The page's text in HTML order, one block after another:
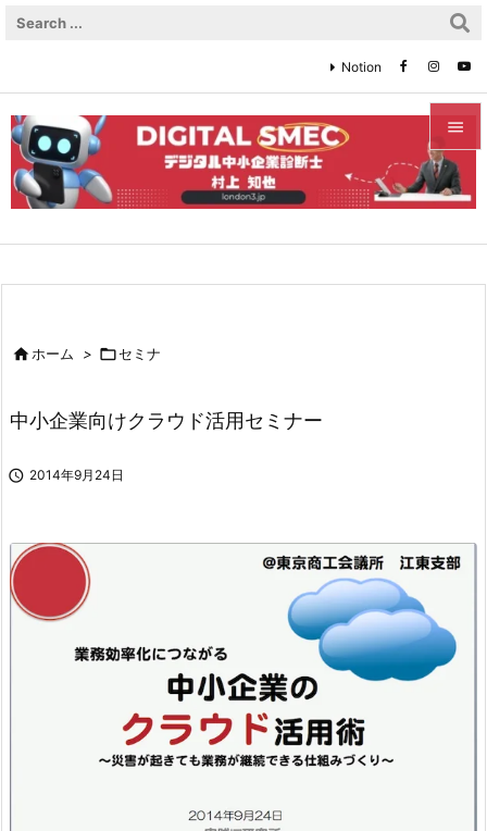


メニュ

Notion
ホーム > セミナ
中小企業向けクラウド活用セミナー
 2014年9月24日